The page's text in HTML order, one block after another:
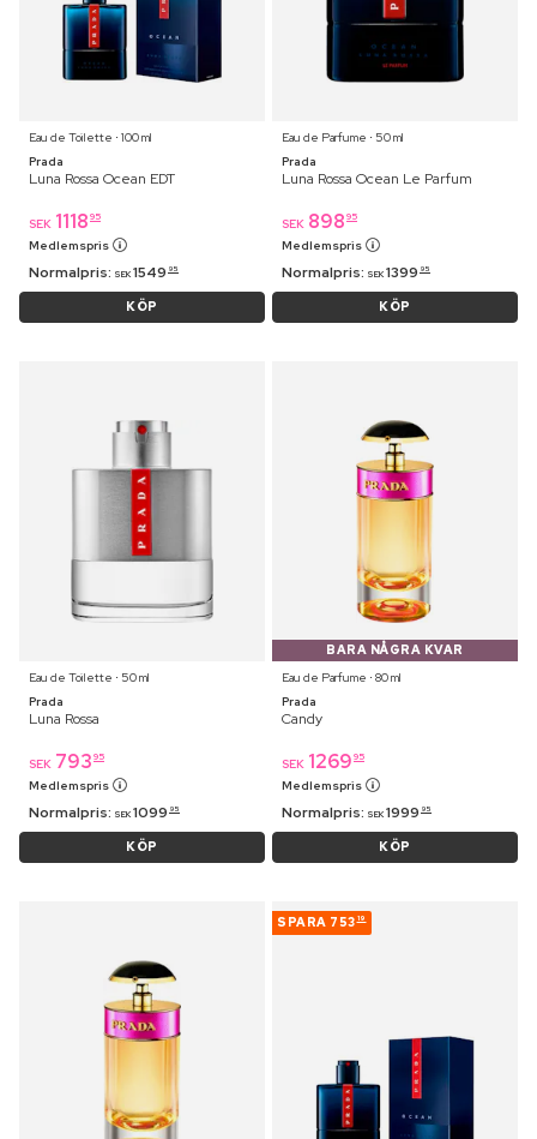
Eau de Toilette ⋅ 100 ml
Prada
Luna Rossa Ocean EDT
SEK 1118 95
Medlemspris
Normalpris: SEK 1549 95
KÖP
Eau de Parfume ⋅ 50 ml
Prada
Luna Rossa Ocean Le Parfum
SEK 898 95
Medlemspris
Normalpris: SEK 1399 95
KÖP
Eau de Toilette ⋅ 50 ml
Prada
Luna Rossa
SEK 793 95
Medlemspris
Normalpris: SEK 1099 95
KÖP
BARA NÅGRA KVAR
Eau de Parfume ⋅ 80 ml
Prada
Candy
SEK 1269 95
Medlemspris
Normalpris: SEK 1999 95
KÖP
SPARA 753 19